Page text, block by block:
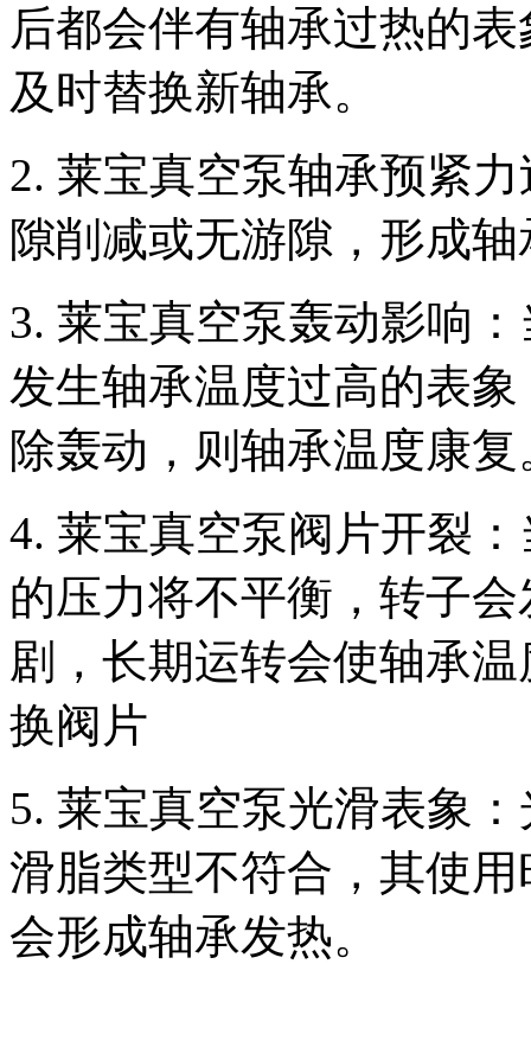
后都会伴有轴承过热的
及时替换新轴承。
2. 莱宝真空泵轴承预紧
隙削减或无游隙，形成
3. 莱宝真空泵轰动影响
发生轴承温度过高的表
除轰动，则轴承温度康复
4. 莱宝真空泵阀片开裂
的压力将不平衡，转子
剧，长期运转会使轴承
换阀片
5. 莱宝真空泵光滑表象
滑脂类型不符合，其使
会形成轴承发热。